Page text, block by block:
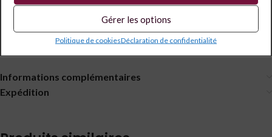
Gérer les options
Politique de cookiesDéclaration de confidentialité
NIEPOORT Porto 20 ans Tawny
Informations complémentaires
Expédition